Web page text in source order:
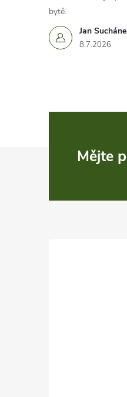
Jan
8.7.2026
bytě.
Mějte